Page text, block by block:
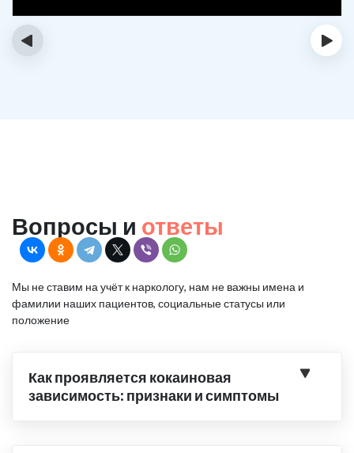
‹ ›
Вопросы и ответы
Мы не ставим на учёт к наркологу, нам не важны имена и
фамилии наших пациентов, социальные статусы или
положение
Как проявляется кокаиновая
зависимость: признаки и симптомы